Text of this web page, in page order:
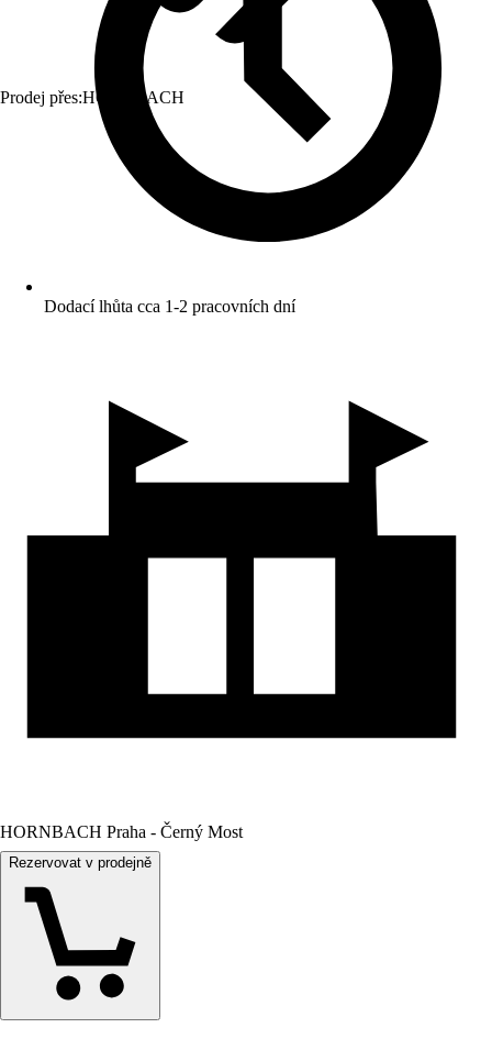
Prodej přes:HORNBACH
Dodací lhůta cca 1-2 pracovních dní
HORNBACH Praha - Černý Most
Rezervovat v prodejně